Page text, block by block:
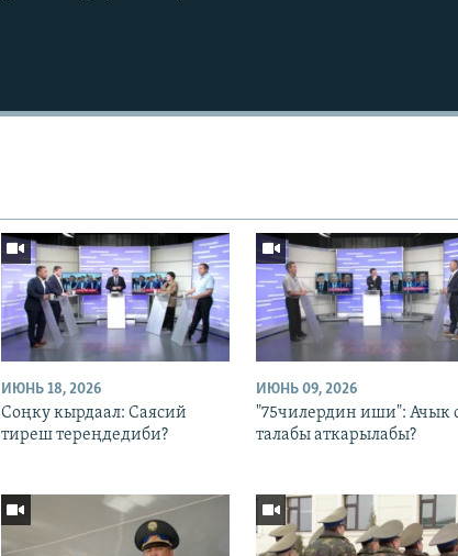
ИЮНЬ 18, 2026
Соңку кырдаал: Саясий
тиреш тереңдедиби?
ИЮНЬ 09, 2026
"75чилердин иши": Ачык
талабы аткарылабы?